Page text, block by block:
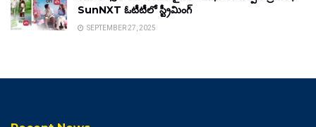
SunNXT ఓటీటీలో స్ట్రీమింగ్
SEPTEMBER 27, 2025